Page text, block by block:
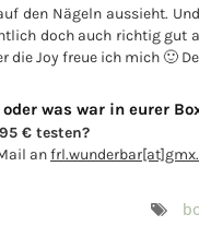
den Nägeln aussieht.
doch auch richtig gut
die Joy freue ich mich 🙂
was war in eurer
€ testen?
an